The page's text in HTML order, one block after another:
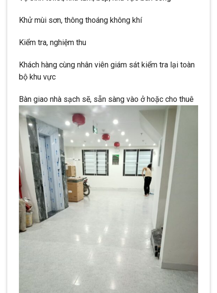
Khử mùi sơn, thông thoáng không khí
Kiểm tra, nghiệm thu
Khách hàng cùng nhân viên giám sát kiểm tra lại toàn
bộ khu vực
Bàn giao nhà sạch sẽ, sẵn sàng vào ở hoặc cho thuê